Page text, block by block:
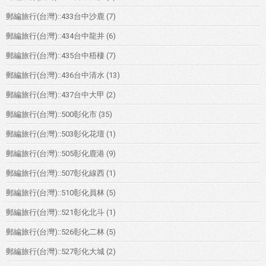
郵編旅行(台灣)::433台中沙鹿 (7)
郵編旅行(台灣)::434台中龍井 (6)
郵編旅行(台灣)::435台中梧棲 (7)
郵編旅行(台灣)::436台中清水 (13)
郵編旅行(台灣)::437台中大甲 (2)
郵編旅行(台灣)::500彰化市 (35)
郵編旅行(台灣)::503彰化花壇 (1)
郵編旅行(台灣)::505彰化鹿港 (9)
郵編旅行(台灣)::507彰化線西 (1)
郵編旅行(台灣)::510彰化員林 (5)
郵編旅行(台灣)::521彰化北斗 (1)
郵編旅行(台灣)::526彰化二林 (5)
郵編旅行(台灣)::527彰化大城 (2)